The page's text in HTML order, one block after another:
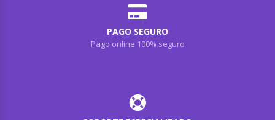
PAGO SEGURO
Pago online 100% seguro